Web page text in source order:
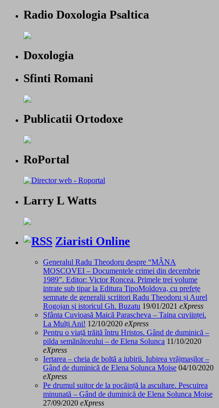
Radio Doxologia Psaltica
Doxologia
Sfinti Romani
Publicatii Ortodoxe
RoPortal
Larry L Watts
Ziaristi Online
Generalul Radu Theodoru despre “MÂNA
MOSCOVEI – Documentele crimei din decembrie
1989”. Editor: Victor Roncea. Primele trei volume
intrate sub tipar la Editura TipoMoldova, cu prefețe
semnate de generalii scriitori Radu Theodoru și Aurel
Rogojan și istoricul Gh. Buzatu 19/01/2021 eXpress
Sfânta Cuvioasă Maică Parascheva – Taina cuviinței.
La Mulți Ani! 12/10/2020 eXpress
Pentru o viață trăită întru Hristos. Gând de duminică –
pilda semănătorului – de Elena Solunca 11/10/2020
eXpress
Iertarea – cheia de boltă a iubirii. Iubirea vrăjmașilor –
Gând de duminică de Elena Solunca Moise 04/10/2020
eXpress
Pe drumul suitor de la pocăință la ascultare. Pescuirea
minunată – Gând de duminică de Elena Solunca Moise
27/09/2020 eXpress